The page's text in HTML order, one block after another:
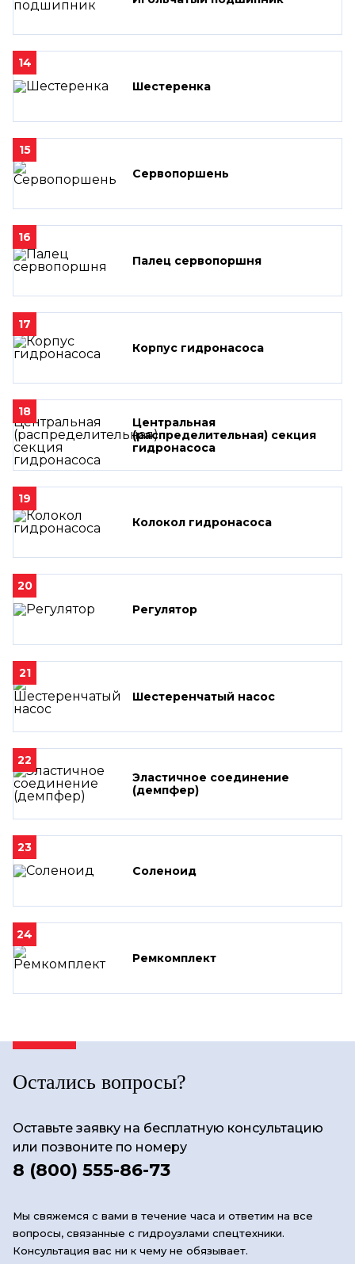
14
Шестеренка
15
Сервопоршень
16
Палец сервопоршня
17
Корпус гидронасоса
18
Центральная
(распределительная) секция
гидронасоса
19
Колокол гидронасоса
20
Регулятор
21
Шестеренчатый насос
22
Эластичное соединение
(демпфер)
23
Соленоид
24
Ремкомплект
Остались вопросы?
Оставьте заявку на бесплатную консультацию
или позвоните по номеру
8 (800) 555-86-73
Мы свяжемся с вами в течение часа и ответим на все
вопросы, связанные с гидроузлами спецтехники.
Консультация вас ни к чему не обязывает.